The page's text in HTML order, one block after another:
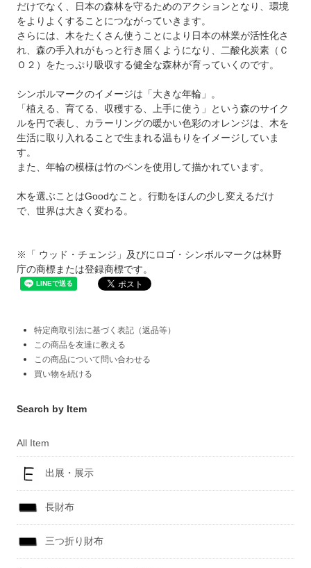
だけでなく、日本の森林を守るためのアクションとなり、環境
をよりよくすることにつながっていきます。
さらには、木をたくさん使うことにより日本の林業が活性化さ
れ、森の手入れがもっと行き届くようになり、二酸化炭素（Ｃ
Ｏ２）をたっぷり吸収する健全な森林が育っていくのです。
シンボルマークのイメージは「大きな年輪」。
「植える、育てる、収穫する、上手に使う」という森のサイク
ルを円で表し、カラーリングの暖かい色彩のオレンジは、木を
生活に取り入れることで生まれる温もりをイメージしていま
す。
また、年輪の模様は竹のペンを使用して描かれています。
木を選ぶことはGoodなこと。行動をほんの少し変えるだけ
で、世界は大きく変わる。
※「 ウッド・チェンジ」及びにロゴ・シンボルマークは林野
庁の商標または登録商標です。
特定商取引法に基づく表記（返品等）
この商品を友達に教える
この商品について問い合わせる
買い物を続ける
Search by Item
All Item
出展・展示
長財布
三つ折り財布